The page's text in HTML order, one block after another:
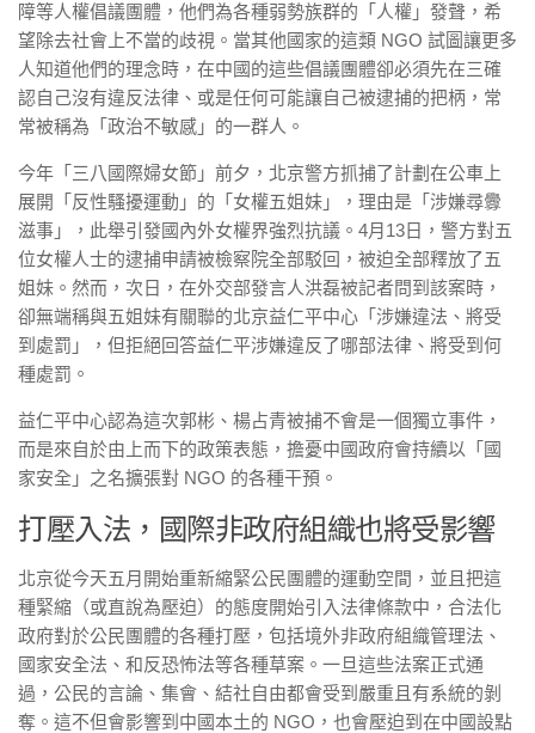
障等人權倡議團體，他們為各種弱勢族群的「人權」發聲，希
望除去社會上不當的歧視。當其他國家的這類 NGO 試圖讓更多
人知道他們的理念時，在中國的這些倡議團體卻必須先在三確
認自己沒有違反法律、或是任何可能讓自己被逮捕的把柄，常
常被稱為「政治不敏感」的一群人。
今年「三八國際婦女節」前夕，北京警方抓捕了計劃在公車上
展開「反性騷擾運動」的「女權五姐妹」，理由是「涉嫌尋釁
滋事」，此舉引發國內外女權界強烈抗議。4月13日，警方對五
位女權人士的逮捕申請被檢察院全部駁回，被迫全部釋放了五
姐妹。然而，次日，在外交部發言人洪磊被記者問到該案時，
卻無端稱與五姐妹有關聯的北京益仁平中心「涉嫌違法、將受
到處罰」，但拒絕回答益仁平涉嫌違反了哪部法律、將受到何
種處罰。
益仁平中心認為這次郭彬、楊占青被捕不會是一個獨立事件，
而是來自於由上而下的政策表態，擔憂中國政府會持續以「國
家安全」之名擴張對 NGO 的各種干預。
打壓入法，國際非政府組織也將受影響
北京從今天五月開始重新縮緊公民團體的運動空間，並且把這
種緊縮（或直說為壓迫）的態度開始引入法律條款中，合法化
政府對於公民團體的各種打壓，包括境外非政府組織管理法、
國家安全法、和反恐怖法等各種草案。一旦這些法案正式通
過，公民的言論、集會、結社自由都會受到嚴重且有系統的剝
奪。這不但會影響到中國本土的 NGO，也會壓迫到在中國設點